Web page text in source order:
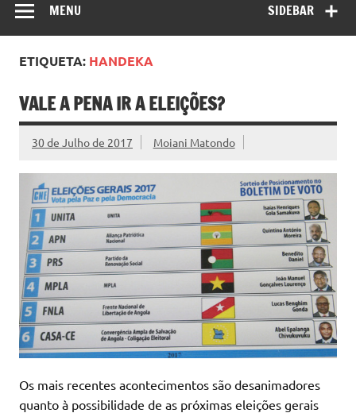
SIDEBAR
MENU
ETIQUETA: HANDEKA
VALE A PENA IR A ELEIÇÕES?
30 de Julho de 2017 Moiani Matondo
Os mais recentes acontecimentos são desanimadores
quanto à possibilidade de as próximas eleições gerais